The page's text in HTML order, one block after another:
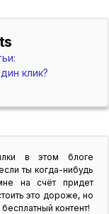
клик?
в этом блоге
ты когда-нибудь
на счёт придет
это дороже, но
контент!